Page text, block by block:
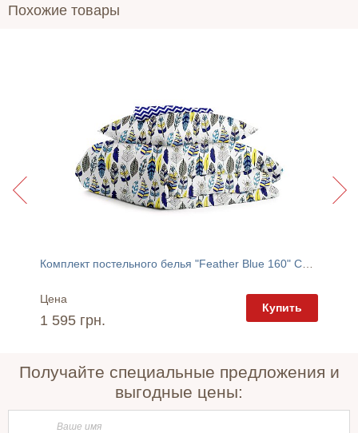
Похожие товары
Цена
1 595 грн.
Купить
Получайте специальные предложения и
выгодные цены: